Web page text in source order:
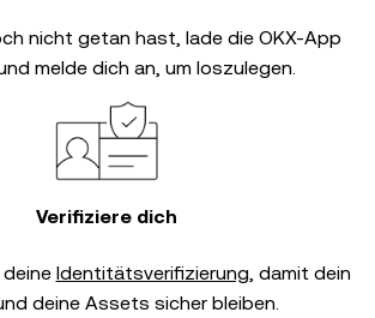
nicht getan hast, lade die OKX-App
melde dich an, um loszulegen.
Verifiziere dich
Identitätsverifizierung, damit dein
deine Assets sicher bleiben.